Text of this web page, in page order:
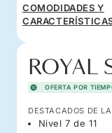
COMODIDADES Y
ROYAL
OFERTA POR
DESTACADOS DE
Nivel 7 de 11